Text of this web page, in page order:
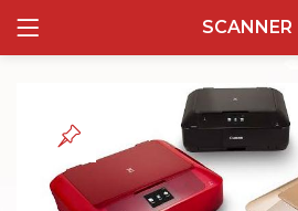
SCANNER
LOGIN
Semua Laptop
Laptop Sehari - Hari
131 items
Laptop Hybrid